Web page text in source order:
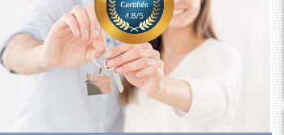
150 000 euros